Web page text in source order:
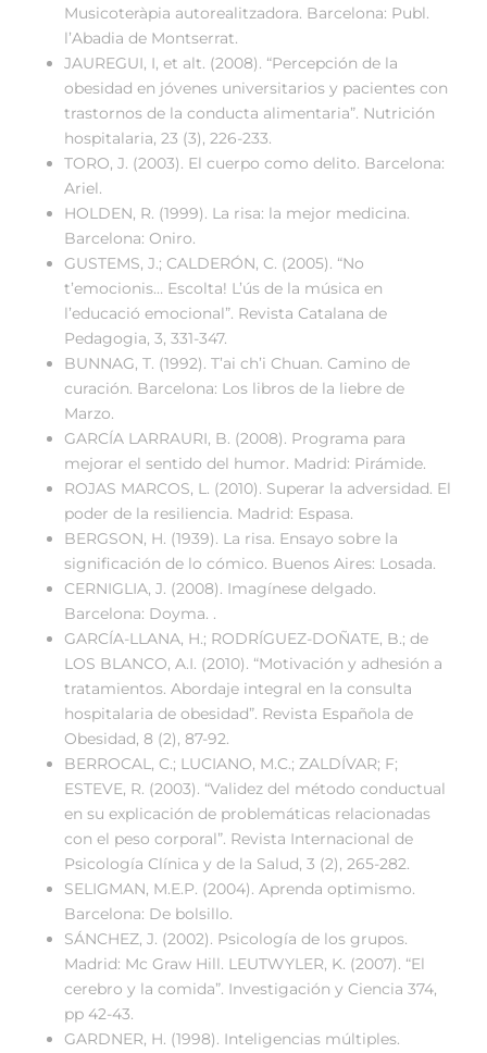
Musicoteràpia autorealitzadora. Barcelona: Publ.
l’Abadia de Montserrat.
JAUREGUI, I, et alt. (2008). “Percepción de la
obesidad en jóvenes universitarios y pacientes con
trastornos de la conducta alimentaria”. Nutrición
hospitalaria, 23 (3), 226-233.
TORO, J. (2003). El cuerpo como delito. Barcelona:
Ariel.
HOLDEN, R. (1999). La risa: la mejor medicina.
Barcelona: Oniro.
GUSTEMS, J.; CALDERÓN, C. (2005). “No
t’emocionis… Escolta! L’ús de la música en
l’educació emocional”. Revista Catalana de
Pedagogia, 3, 331-347.
BUNNAG, T. (1992). T’ai ch’i Chuan. Camino de
curación. Barcelona: Los libros de la liebre de
Marzo.
GARCÍA LARRAURI, B. (2008). Programa para
mejorar el sentido del humor. Madrid: Pirámide.
ROJAS MARCOS, L. (2010). Superar la adversidad. El
poder de la resiliencia. Madrid: Espasa.
BERGSON, H. (1939). La risa. Ensayo sobre la
significación de lo cómico. Buenos Aires: Losada.
CERNIGLIA, J. (2008). Imagínese delgado.
Barcelona: Doyma. .
GARCÍA-LLANA, H.; RODRÍGUEZ-DOÑATE, B.; de
LOS BLANCO, A.I. (2010). “Motivación y adhesión a
tratamientos. Abordaje integral en la consulta
hospitalaria de obesidad”. Revista Española de
Obesidad, 8 (2), 87-92.
BERROCAL, C.; LUCIANO, M.C.; ZALDÍVAR; F;
ESTEVE, R. (2003). “Validez del método conductual
en su explicación de problemáticas relacionadas
con el peso corporal”. Revista Internacional de
Psicología Clínica y de la Salud, 3 (2), 265-282.
SELIGMAN, M.E.P. (2004). Aprenda optimismo.
Barcelona: De bolsillo.
SÁNCHEZ, J. (2002). Psicología de los grupos.
Madrid: Mc Graw Hill. LEUTWYLER, K. (2007). “El
cerebro y la comida”. Investigación y Ciencia 374,
pp 42-43.
GARDNER, H. (1998). Inteligencias múltiples.